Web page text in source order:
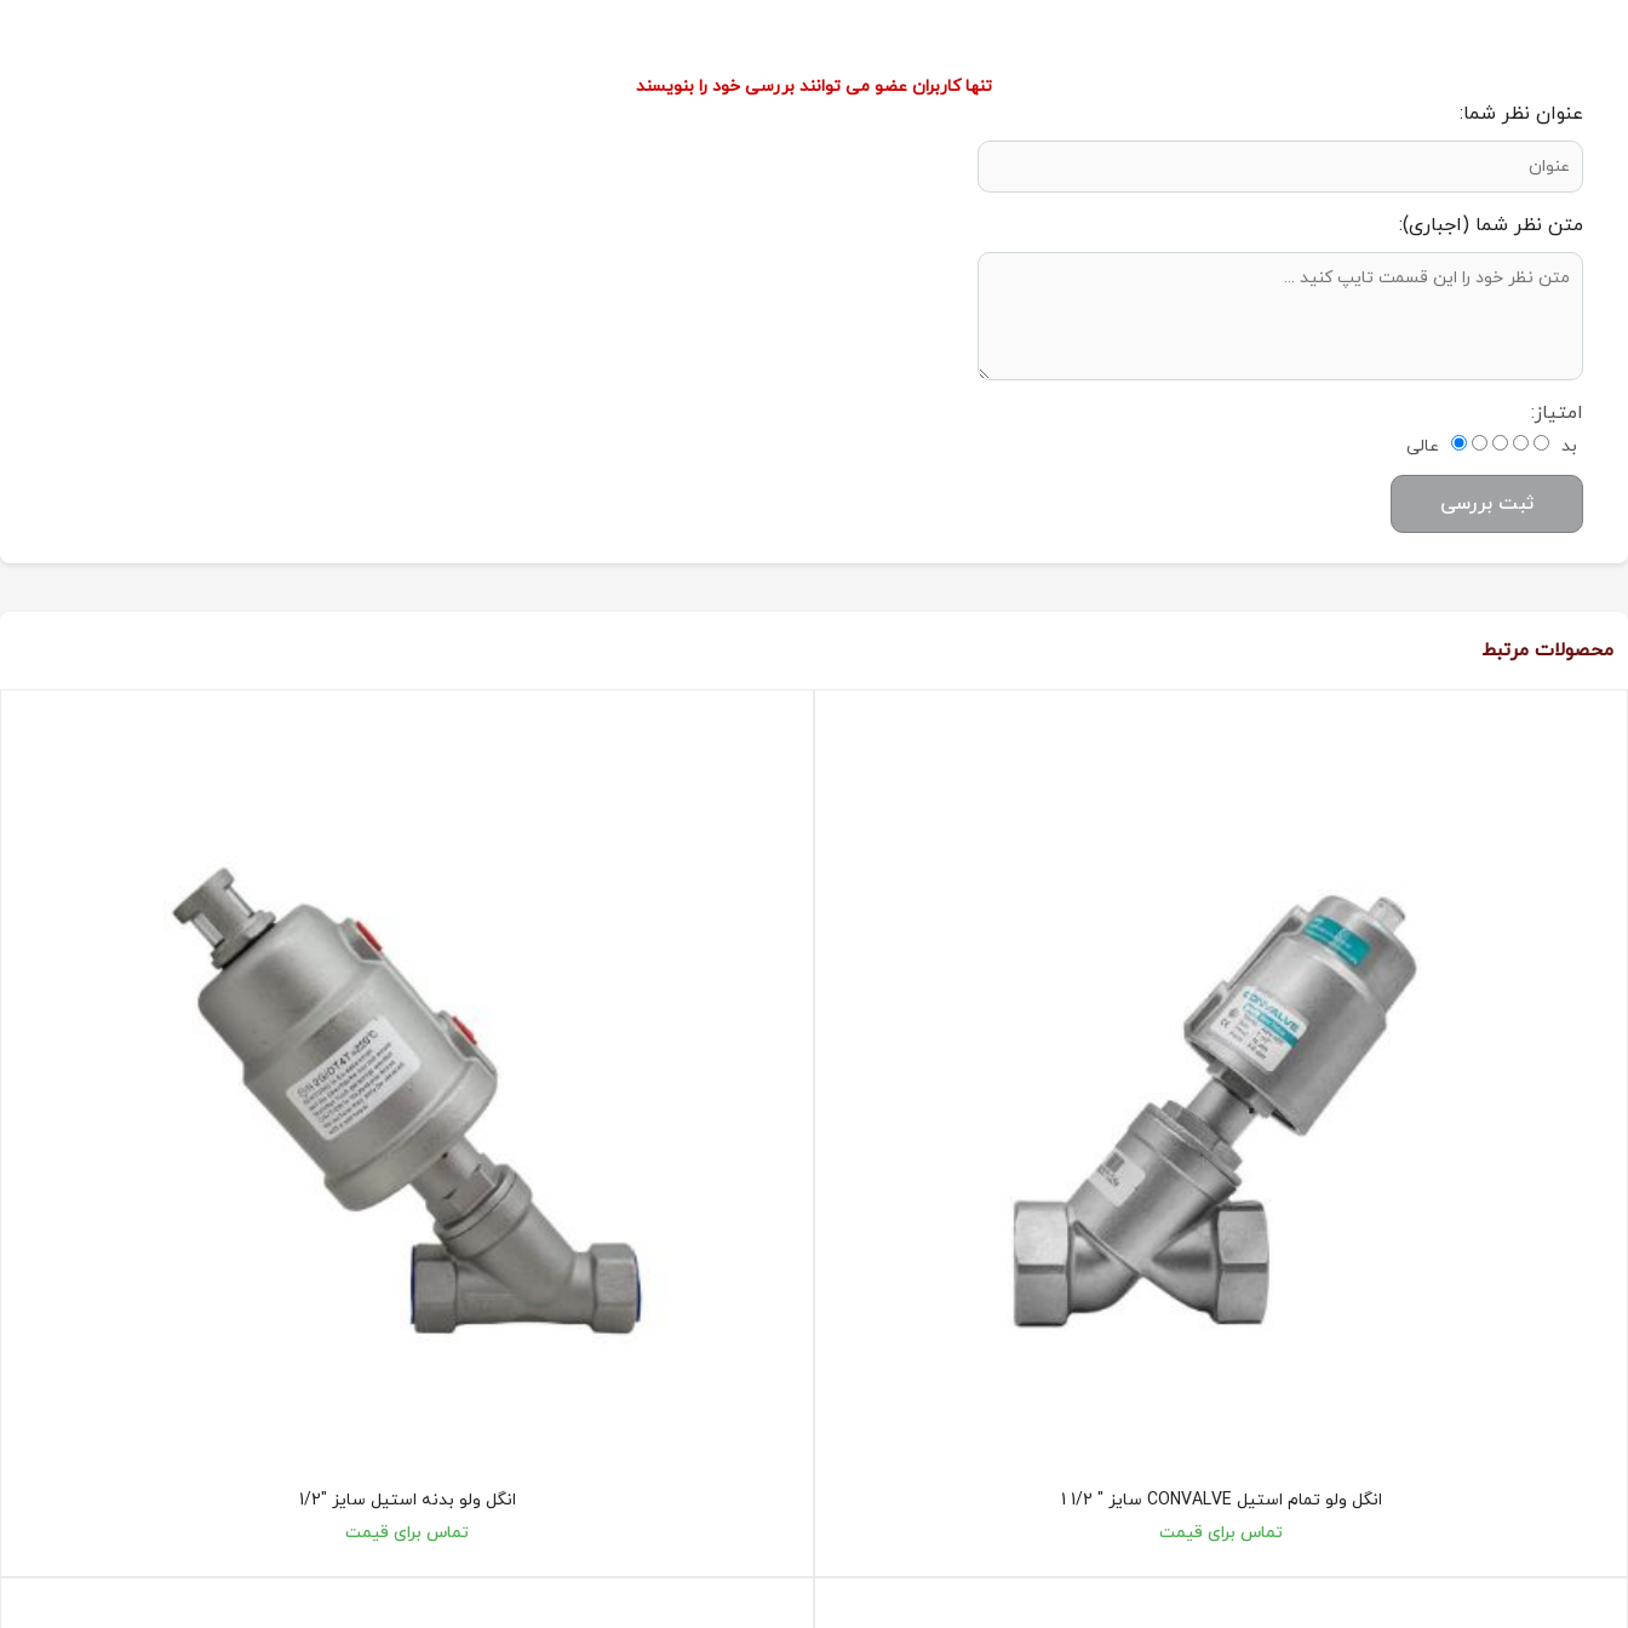
تنها کاربران عضو می توانند بررسی خود را بنویسند
عنوان نظر شما:
متن نظر شما (اجباری):
امتیاز:
بد عالی
ثبت بررسی
محصولات مرتبط
انگل ولو تمام استیل CONVALVE سایز " 1/2 1
تماس برای قیمت
انگل ولو بدنه استیل سایز "1/2
تماس برای قیمت